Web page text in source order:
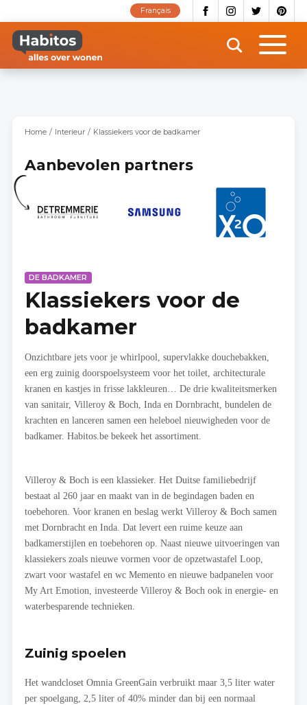
naar
inhoud
gaan
Français
Home Interieur Klassiekers voor de badkamer
Aanbevolen partners
DE BADKAMER
Klassiekers voor de
badkamer
Onzichtbare jets voor je whirlpool, supervlakke douchebakken,
een erg zuinig doorspoelsysteem voor het toilet, architecturale
kranen en kastjes in frisse lakkleuren… De drie kwaliteitsmerken
van sanitair, Villeroy & Boch, Inda en Dornbracht, bundelen de
krachten en lanceren samen een heleboel nieuwigheden voor de
badkamer. Habitos.be bekeek het assortiment.
Villeroy & Boch is een klassieker. Het Duitse familiebedrijf
bestaat al 260 jaar en maakt van in de begindagen baden en
toebehoren. Voor kranen en beslag werkt Villeroy & Boch samen
met Dornbracht en Inda. Dat levert een ruime keuze aan
badkamerstijlen en toebehoren op. Naast nieuwe uitvoeringen van
klassiekers zoals nieuwe vormen voor de opzetwastafel Loop,
zwart voor wastafel en wc Memento en nieuwe badpanelen voor
My Art Emotion, investeerde Villeroy & Boch ook in energie- en
waterbesparende technieken.
Zuinig spoelen
Het wandcloset Omnia GreenGain verbruikt maar 3,5 liter water
per spoelgang, 2,5 liter of 40% minder dan bij een normaal